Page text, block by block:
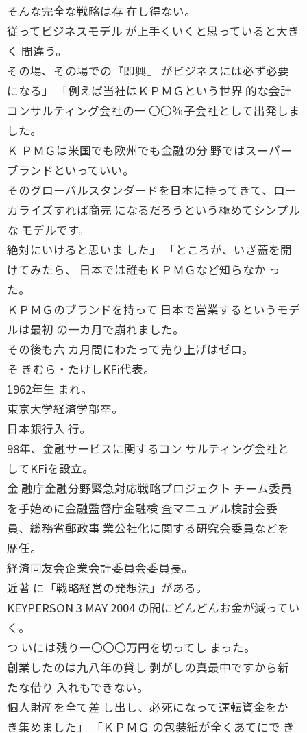
そんな完全な戦略は存 在し得ない。
従ってビジネスモデル が上手くいくと思っていると大き
く 間違う。
その場、その場での『即興』 がビジネスには必ず必要
になる」 「例えば当社はＫＰＭＧという世界 的な会計
コンサルティング会社の一 〇〇％子会社として出発しま
した。
Ｋ ＰＭＧは米国でも欧州でも金融の分 野ではスーパー
ブランドといっていい。
そのグローバルスタンダードを日本に持ってきて、ロー
カライズすれば商売 になるだろうという極めてシンプル
な モデルです。
絶対にいけると思いま した」 「ところが、いざ蓋を開
けてみたら、 日本では誰もＫＰＭＧなど知らなか っ
た。
ＫＰＭＧのブランドを持って 日本で営業するというモデ
ルは最初 の一カ月で崩れました。
その後も六 カ月間にわたって売り上げはゼロ。
そ きむら・たけしKFi代表。
1962年生 まれ。
東京大学経済学部卒。
日本銀行入 行。
98年、金融サービスに関するコン サルティング会社と
してKFiを設立。
金 融庁金融分野緊急対応戦略プロジェクト チーム委員
を手始めに金融監督庁金融検 査マニュアル検討会委
員、総務省郵政事 業公社化に関する研究会委員などを
歴任。
経済同友会企業会計委員会委員長。
近著 に「戦略経営の発想法」がある。
KEYPERSON 3 MAY 2004 の間にどんどんお金が減ってい
く。
つ いには残り一〇〇〇万円を切ってし まった。
創業したのは九八年の貸し 剥がしの真最中ですから新
たな借り 入れもできない。
個人財産を全て差 し出し、必死になって運転資金をか
き集めました」 「ＫＰＭＧ の包装紙が全くあてにで き